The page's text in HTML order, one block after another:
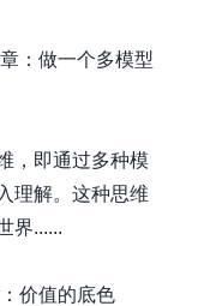
：做一个多模型
，即通过多种模
理解。这种思维
界......
价值的底色